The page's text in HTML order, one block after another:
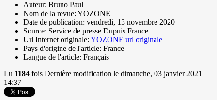
Auteur: Bruno Paul
Nom de la revue: YOZONE
Date de publication: vendredi, 13 novembre 2020
Source: Service de presse Dupuis France
Url Internet originale: YOZONE url originale
Pays d'origine de l'article: France
Langue de l'article: Français
Lu 1184 fois Dernière modification le dimanche, 03 janvier 2021
14:37